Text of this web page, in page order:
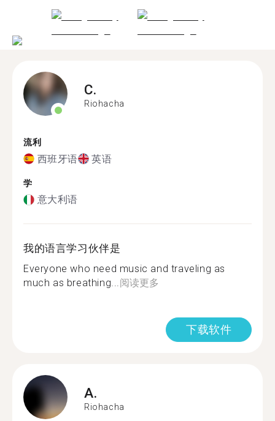
C.
Riohacha
流利
西班牙语 英语
学
意大利语
我的语言学习伙伴是
Everyone who need music and traveling as
much as breathing...阅读更多
下载软件
A.
Riohacha